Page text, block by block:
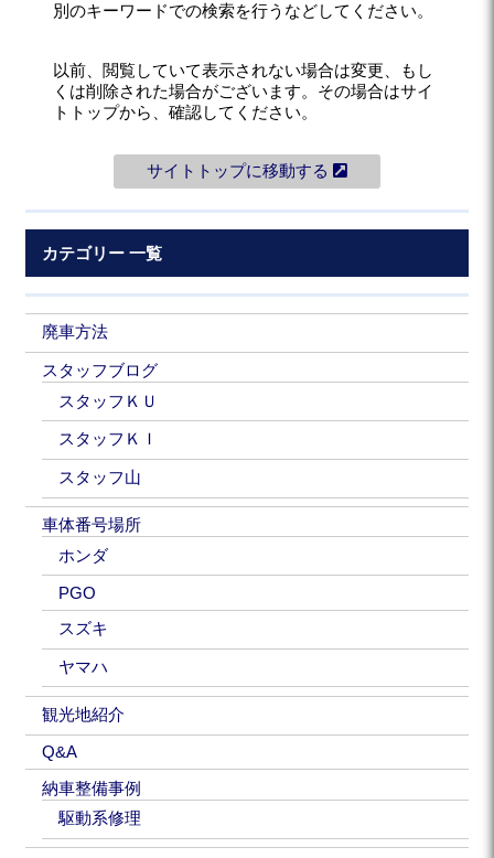
別のキーワードでの検索を行うなどしてください。
以前、閲覧していて表示されない場合は変更、もし
くは削除された場合がございます。その場合はサイ
トトップから、確認してください。
サイトトップに移動する
カテゴリー 一覧
廃車方法
スタッフブログ
スタッフＫＵ
スタッフＫＩ
スタッフ山
車体番号場所
ホンダ
PGO
スズキ
ヤマハ
観光地紹介
Q&A
納車整備事例
駆動系修理